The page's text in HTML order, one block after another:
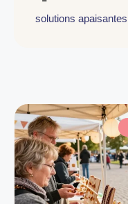
solutions apaisantes